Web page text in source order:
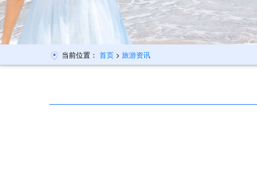
当前位置： 首页 > 旅游资讯